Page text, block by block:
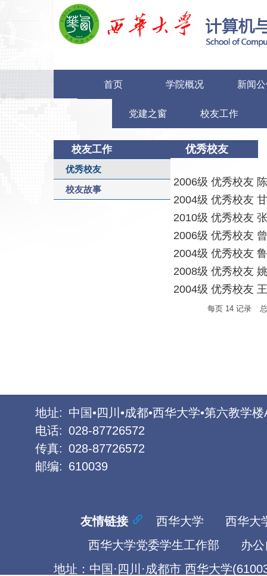
首页 学院概况 新闻
党建之窗 校友工作
校友工作
优秀校友
校友故事
优秀校友
2006级 优秀校友
2004级 优秀校友
2010级 优秀校友
2006级 优秀校友
2004级 优秀校友
2008级 优秀校友
2004级 优秀校友
每页 14 记录
地址: 中国•四川•成都•西华大学•第六教学楼
电话: 028-87726572
传真: 028-87726572
邮编: 610039
友情链接 西华大学
西华大
西华大学党委学生工作部
办
地址：中国·四川·成都市 西华大学